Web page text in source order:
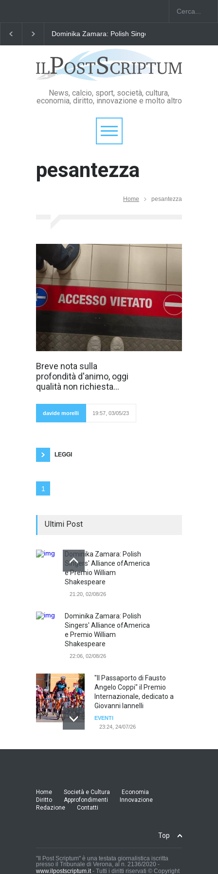
Dominika Zamara: Polish Singers' Alliance ofAmerica
News, calcio, sport, società, cultura,
economia, diritto, innovazione e molto altro
pesantezza
Home pesantezza
Breve nota sulla
profondità d'animo, oggi
qualità non richiesta...
davide morelli 19:57, 03/05/23
LEGGI
1
Ultimi Post
Dominika Zamara: Polish
Singers' Alliance ofAmerica
e Premio William
Shakespeare
21:20, 02/08/26
Dominika Zamara: Polish
Singers' Alliance ofAmerica
e Premio William
Shakespeare
22:06, 02/08/26
"Il Passaporto di Fausto
Angelo Coppi" il Premio
Internazionale, dedicato a
Giovanni Iannelli
EVENTI
23:24, 24/07/26
RIMINI, PRIMO CONVEGNO
EVENTI
19:44, 24/07/26
accordo raggiunto tra
Sofia - Cervello” e le
organizzazioni sindacali
Home Società e Cultura
Economia
Diritto
Approfondimenti
Innovazione
Redazione
Contatti
Top
"Il Post Scriptum" è una testata giornalistica iscritta
presso il Tribunale di Verona, al n. 2136/2020 -
www.ilpostscriptum.it- Tutti i diritti riservati © Copyright